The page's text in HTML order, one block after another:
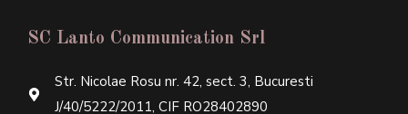
SC Lanto Communication Srl
Str. Nicolae Rosu nr. 42, sect. 3, Bucuresti
J/40/5222/2011, CIF RO28402890